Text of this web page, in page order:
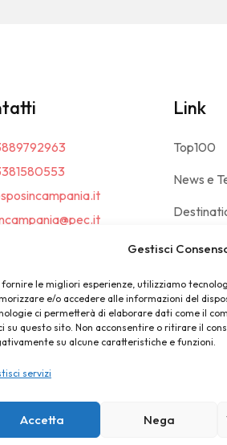
Gestisci
fornire le migliori esperienze, utilizziamo
e/o accedere alle informazioni del
ci permetterà di elaborare dati come il
su questo sito. Non acconsentire o ritirare il
su alcune caratteristiche e funzioni.
servizi
Accetta Nega
Link
Top100
News e
Magazine